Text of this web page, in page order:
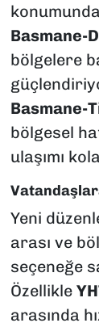
Basmane-
bölgelere
Basmane-
bölgesel
ulaşımı
Yeni
arası ve
seçeneğe
Özellikle
arasında